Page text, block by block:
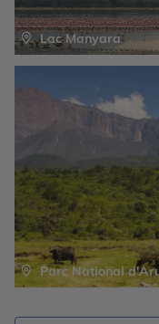
Parc National
Lac Manyara